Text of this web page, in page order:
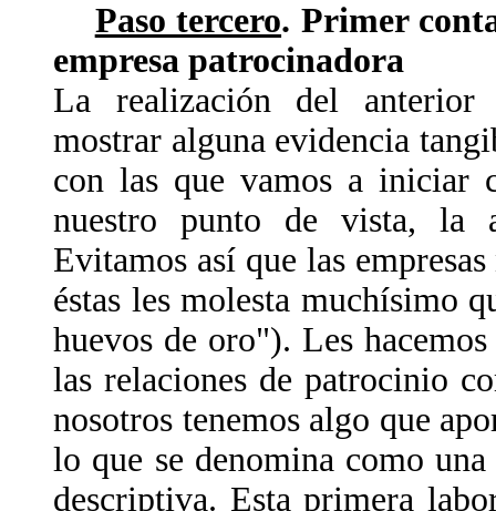
Paso tercero. Primer
empresa patrocinadora
La realización del anterior
mostrar alguna evidencia
con las que vamos a iniciar
nuestro punto de vista, la
Evitamos así que las
éstas les molesta muchísimo
huevos de oro"). Les
las relaciones de patrocinio
nosotros tenemos algo que
lo que se denomina como
descriptiva. Esta primera